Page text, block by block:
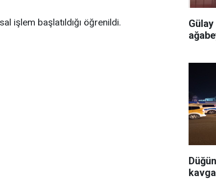
işlem başlatıldığı öğrenildi.